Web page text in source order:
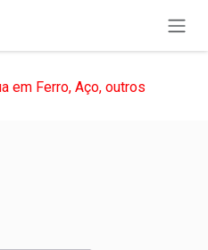
em Ferro, Aço, outros